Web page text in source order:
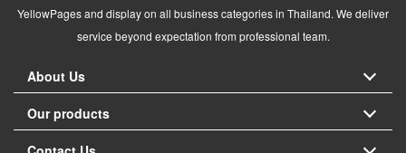
YellowPages and display on all business categories in Thailand. We deliver
service beyond expectation from professional team.
About Us
Our products